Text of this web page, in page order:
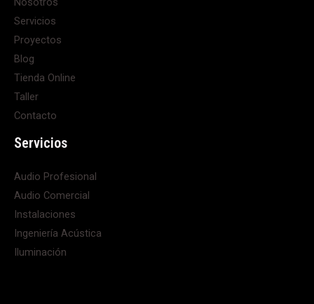
Servicios
Proyectos
Blog
Tienda Online
Taller
Contacto
Servicios
Audio Profesional
Audio Comercial
Instalaciones
Ingeniería Acústica
Iluminación